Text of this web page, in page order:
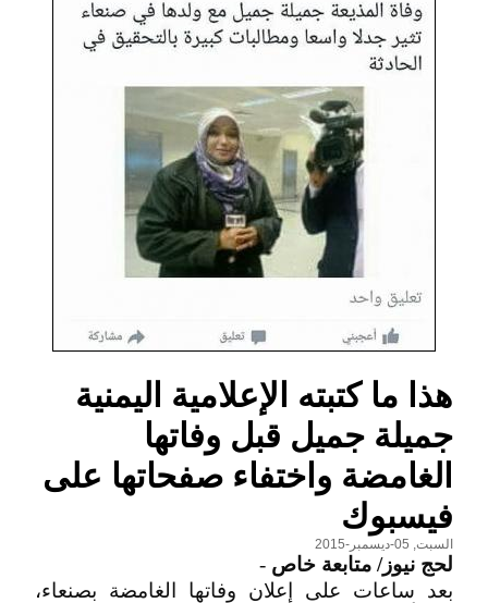
هذا ما كتبته الإعلامية اليمنية
جميلة جميل قبل وفاتها
الغامضة واختفاء صفحاتها على
فيسبوك
السبت, 05-ديسمبر-2015
لحج نيوز/ متابعة خاص -
بعد ساعات على إعلان وفاتها الغامضة بصنعاء،